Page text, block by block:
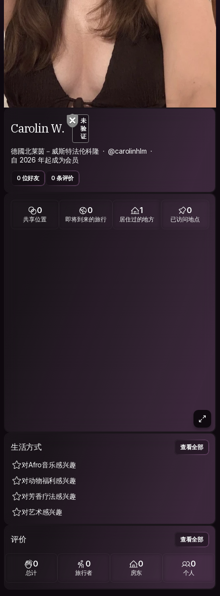
Carolin W.
未
验
证
德國北莱茵－威斯特法伦科隆
@carolinhlm
自 2026 年起成为会员
0 位好友 0 条评价
0
共享位置
0
即将到来的旅行
1
居住过的地方
0
已访问地点
生活方式 查看全部
对Afro音乐感兴趣
对动物福利感兴趣
对芳香疗法感兴趣
对艺术感兴趣
评价 查看全部
0
总计
0
旅行者
0
房东
0
个人